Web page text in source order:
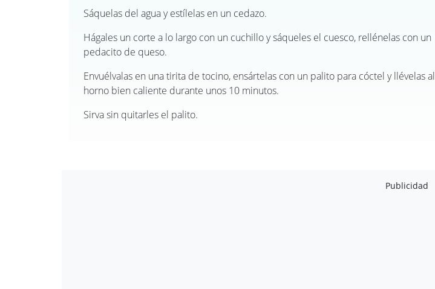
Sáquelas del agua y estílelas en un cedazo.
Hágales un corte a lo largo con un cuchillo y sáqueles el cuesco, rellénelas con un
pedacito de queso.
Envuélvalas en una tirita de tocino, ensártelas con un palito para cóctel y llévelas al
horno bien caliente durante unos 10 minutos.
Sirva sin quitarles el palito.
Publicidad